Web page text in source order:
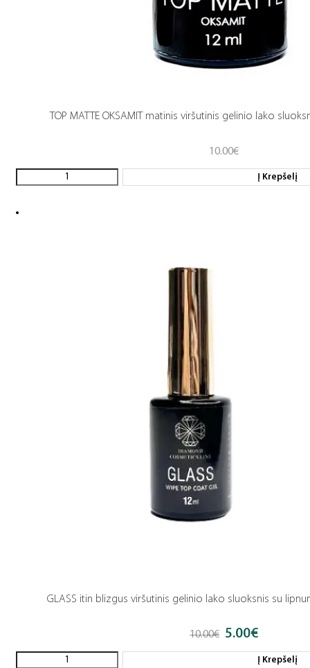
TOP MATTE OKSAMIT matinis viršutinis gelinio lako
10.00€
Į Krepšelį
GLASS itin blizgus viršutinis gelinio lako sluoksnis su
10.00€ Original
5.00€Current
is:Į Krepšelį